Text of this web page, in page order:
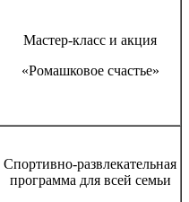
Мастер-класс и акция
«Ромашковое счастье»
Спортивно-развлекательная
программа для всей семьи